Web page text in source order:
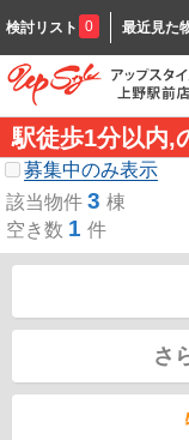
検討リスト 0 最近見た
駅徒歩1分以内,
募集中のみ表示
該当物件 3 棟
空き数 1 件
さ